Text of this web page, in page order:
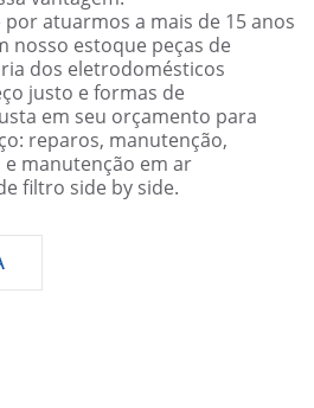
por atuarmos a mais de 15 anos
nosso estoque peças de
dos eletrodomésticos
justo e formas de
em seu orçamento para
reparos, manutenção,
manutenção em ar
filtro side by side.